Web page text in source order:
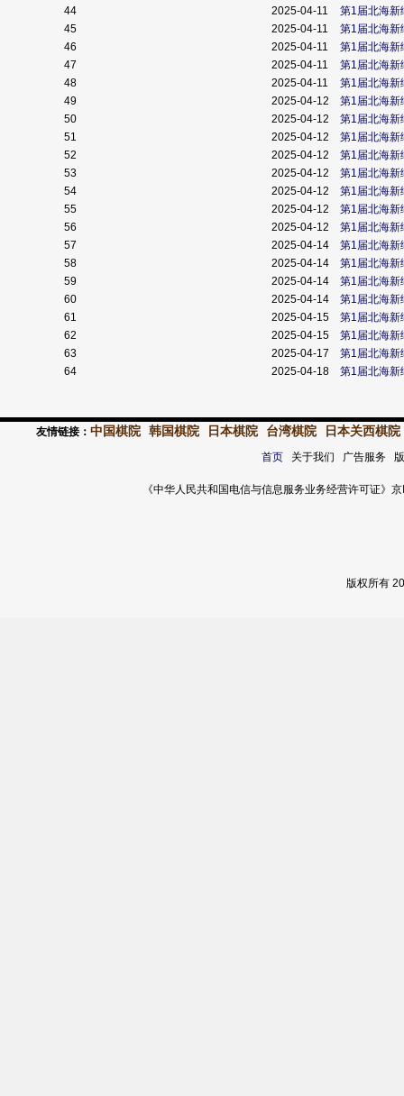
44
2025-04-11
第1届北海新
45
2025-04-11
第1届北海新
46
2025-04-11
第1届北海新
47
2025-04-11
第1届北海新
48
2025-04-11
第1届北海新
49
2025-04-12
第1届北海新
50
2025-04-12
第1届北海新
51
2025-04-12
第1届北海新
52
2025-04-12
第1届北海新
53
2025-04-12
第1届北海新
54
2025-04-12
第1届北海新
55
2025-04-12
第1届北海新
56
2025-04-12
第1届北海新
57
2025-04-14
第1届北海新
58
2025-04-14
第1届北海新
59
2025-04-14
第1届北海新
60
2025-04-14
第1届北海新
61
2025-04-15
第1届北海新
62
2025-04-15
第1届北海新
63
2025-04-17
第1届北海新
64
2025-04-18 第1届北海新
友情链接： 中国棋院 韩国棋院 日本棋院 台湾棋院 日本关西棋院
首页关于我们 广告服务
《中华人民共和国电信与信息服务业务经营许可证
版权所有